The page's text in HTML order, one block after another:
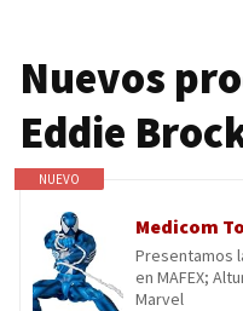
Nuevos
Eddie
NUEVO
Presentamos
en MAFEX;
Marvel